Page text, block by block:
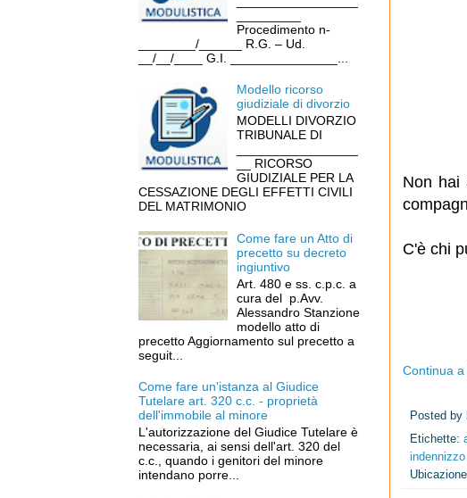
Non hai
C'è chi
Continua
Posted by
Etichette:
Procedimento n-
________/______ R.G. – Ud.
__/__/____ G.I. _______________...
Modello ricorso
giudiziale di divorzio
MODELLI DIVORZIO
TRIBUNALE DI
__ RICORSO
GIUDIZIALE PER LA
CESSAZIONE DEGLI EFFETTI CIVILI
DEL MATRIMONIO
Come fare un Atto di
precetto su decreto
ingiuntivo
Art. 480 e ss. c.p.c. a
cura del p.Avv.
Alessandro Stanzione
modello atto di
precetto Aggiornamento sul precetto a
seguit...
Come fare un'istanza al Giudice
Tutelare art. 320 c.c. - proprietà
dell'immobile al minore
L'autorizzazione del Giudice Tutelare è
necessaria, ai sensi dell'art. 320 del
c.c., quando i genitori del minore
intendano porre...